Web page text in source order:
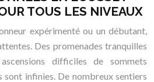
TOUS LES NIVEAUX
expérimenté ou un débutant,
Des promenades tranquilles
difficiles de sommets
sont infinies. De nombreux sentiers